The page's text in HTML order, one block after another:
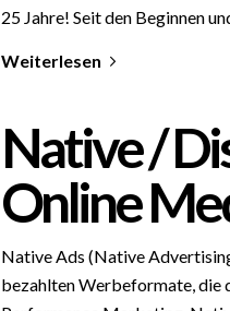
25 Jahre! Seit den Beginnen
Weiterlesen
Native /
Online
Native Ads (Native
bezahlten Werbeformate, die